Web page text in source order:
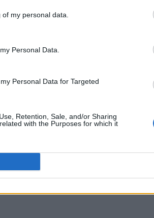
my personal data.
Personal Data.
Personal Data for Targeted
Retention, Sale, and/or Sharing
with the Purposes for which it